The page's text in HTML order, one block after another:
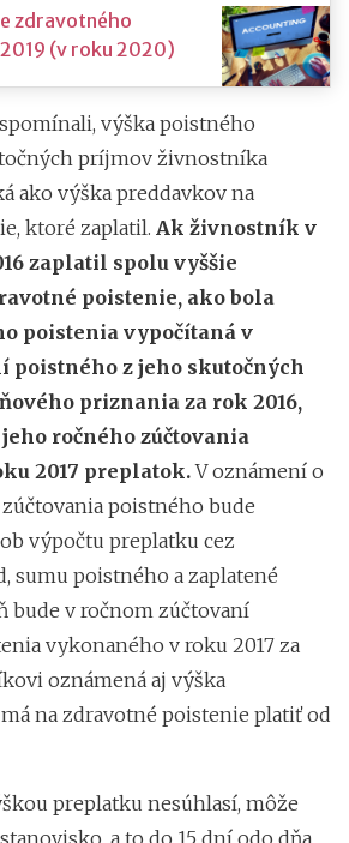
zdravotného
(v roku 2020)
výška poistného
príjmov živnostníka
ako výška preddavkov na
ktoré zaplatil. Ak živnostník v
zaplatil spolu vyššie
poistenie, ako bola
poistenia vypočítaná v
poistného z jeho skutočných
priznania za rok 2016,
ročného zúčtovania
2017 preplatok.V oznámení o
poistného bude
výpočtu preplatku cez
sumu poistného a zaplatené
bude v ročnom zúčtovaní
vykonaného v roku 2017 za
oznámená aj výška
na zdravotné poistenie platiť od
preplatku nesúhlasí, môže
a to do 15 dní odo dňa